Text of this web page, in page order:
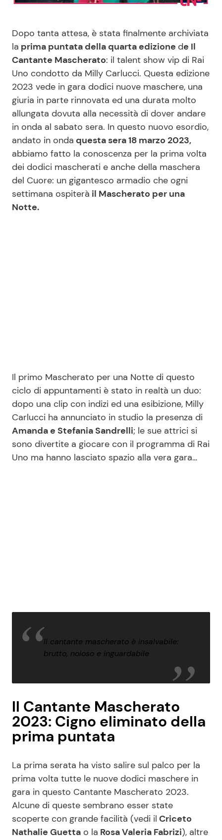
Mondo Mamma
News benessere
Salute
Viaggi e Turismo
Festività
Le Ricette in TV
Primi Piatti
Ricette Facili e Veloci
Ricette Feste
Ricette per Bambini
Seguici
Privacy Policy
Dopo tanta attesa, è stata finalmente archiviata
la prima puntata della quarta edizione de Il
Cantante Mascherato: il talent show vip di Rai
Uno condotto da Milly Carlucci. Questa edizione
2023 vede in gara dodici nuove maschere, una
giuria in parte rinnovata ed una durata molto
allungata dovuta alla necessità di dover andare
in onda al sabato sera. In questo nuovo esordio,
andato in onda questa sera 18 marzo 2023,
abbiamo fatto la conoscenza per la prima volta
dei dodici mascherati e anche della maschera
del Cuore: un gigantesco armadio che ogni
settimana ospiterà il Mascherato per una
Notte.
Il primo Mascherato per una Notte di questo
ciclo di appuntamenti è stato in realtà un duo:
dopo una clip con indizi ed una esibizione, Milly
Carlucci ha annunciato in studio la presenza di
Amanda e Stefania Sandrelli; le sue attrici si
sono divertite a giocare con il programma di Rai
Uno ma hanno lasciato spazio alla vera gara…
Il cantante mascherato è insalvabile:
brutto, noioso e inguardabile
Il Cantante Mascherato
2023: Cigno eliminato della
prima puntata
La prima serata ha visto salire sul palco per la
prima volta tutte le nuove dodici maschere in
gara in questo Cantante Mascherato 2023.
Alcune di queste sembrano esser state
scoperte con grande facilità (vedi il Criceto
Nathalie Guetta o la Rosa Valeria Fabrizi), altre